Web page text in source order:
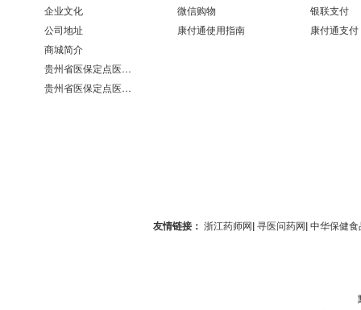
企业文化
公司地址
商城简介
贵州省医保定点医疗机构医保服务情况表（第551分店）
贵州省医保定点医疗机构医保服务情况表（第100分店）
微信购物
康付通使用指南
银联支付
康付通支付
友情链接： 浙江药师网| 寻医问药网| 中华保健食